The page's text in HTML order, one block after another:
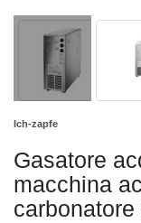
Ich-zapfe
Gasatore
macchina